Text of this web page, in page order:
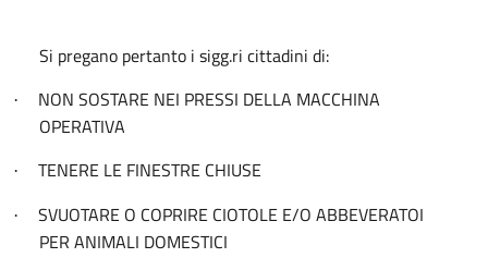
Si pregano pertanto i sigg.ri cittadini di:
·
NON SOSTARE NEI PRESSI DELLA MACCHINA
OPERATIVA
· TENERE LE FINESTRE CHIUSE
·
SVUOTARE O COPRIRE CIOTOLE E/O ABBEVERATOI
PER ANIMALI DOMESTICI